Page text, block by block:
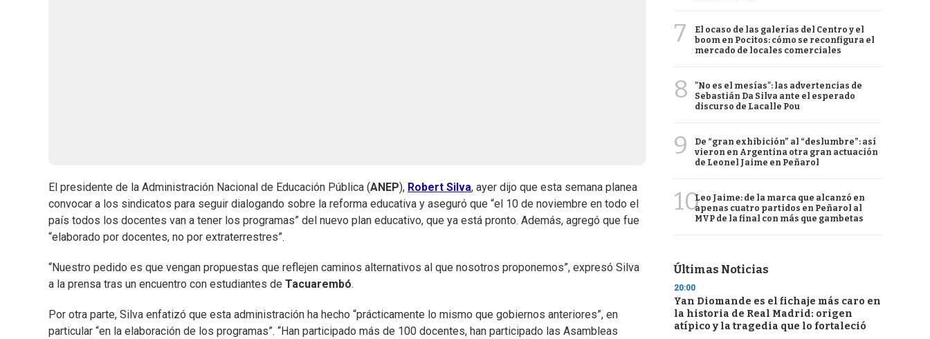
El presidente de la Administración Nacional de Educación Pública (ANEP), Robert Silva, ayer dijo que esta semana planea
convocar a los sindicatos para seguir dialogando sobre la reforma educativa y aseguró que “el 10 de noviembre en todo el
país todos los docentes van a tener los programas” del nuevo plan educativo, que ya está pronto. Además, agregó que fue
“elaborado por docentes, no por extraterrestres”.
“Nuestro pedido es que vengan propuestas que reflejen caminos alternativos al que nosotros proponemos”, expresó Silva
a la prensa tras un encuentro con estudiantes de Tacuarembó.
Por otra parte, Silva enfatizó que esta administración ha hecho “prácticamente lo mismo que gobiernos anteriores”, en
particular “en la elaboración de los programas”. “Han participado más de 100 docentes, han participado las Asambleas
7
El ocaso de las galerías del Centro y el
boom en Pocitos: cómo se reconfigura el
mercado de locales comerciales
8
"No es el mesías": las advertencias de
Sebastián Da Silva ante el esperado
discurso de Lacalle Pou
9
De “gran exhibición” al “deslumbre”: así
vieron en Argentina otra gran actuación
de Leonel Jaime en Peñarol
10Leo Jaime: de la marca que alcanzó en
apenas cuatro partidos en Peñarol al
MVP de la final con más que gambetas
Últimas Noticias
20:00
Yan Diomande es el fichaje más caro en
la historia de Real Madrid: origen
atípico y la tragedia que lo fortaleció